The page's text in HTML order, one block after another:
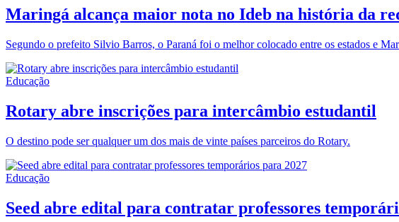
Maringá alcança maior nota no Ideb na história da
Segundo o prefeito Silvio Barros, o Paraná foi o melhor colocado entre os estados e
Educação
Rotary abre inscrições para intercâmbio estudantil
O destino pode ser qualquer um dos mais de vinte países parceiros do Rotary.
Educação
Seed abre edital para contratar professores